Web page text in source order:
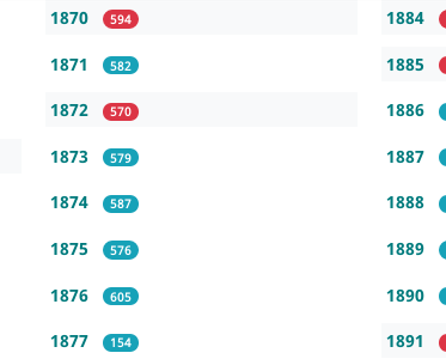
1870 594
1871 582
1872 570
1873 579
1874 587
1875 576
1876 605
1877 154
1884
1885
1886
1887
1888
1889
1890
1891